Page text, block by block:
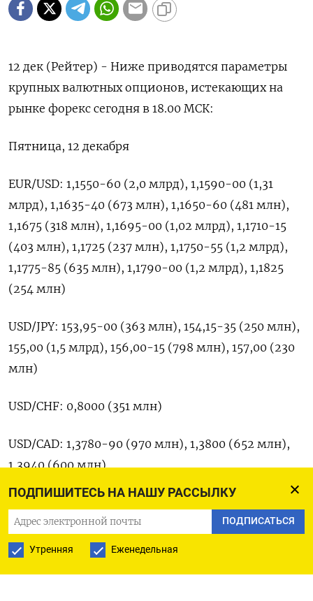
ПОДПИШИТЕСЬ НА НАШУ РАССЫЛКУ
ПОДПИСАТЬСЯ
Утренняя Еженедельная
12 дек (Рейтер) - Ниже приводятся параметры
крупных валютных опционов, истекающих на
рынке форекс сегодня в 18.00 МСК:
Пятница, 12 декабря
EUR/USD: 1,1550-60 (2,0 млрд), 1,1590-00 (1,31
млрд), 1,1635-40 (673 млн), 1,1650-60 (481 млн),
1,1675 (318 млн), 1,1695-00 (1,02 млрд), 1,1710-15
(403 млн), 1,1725 (237 млн), 1,1750-55 (1,2 млрд),
1,1775-85 (635 млн), 1,1790-00 (1,2 млрд), 1,1825
(254 млн)
USD/JPY: 153,95-00 (363 млн), 154,15-35 (250 млн),
155,00 (1,5 млрд), 156,00-15 (798 млн), 157,00 (230
млн)
USD/CHF: 0,8000 (351 млн)
USD/CAD: 1,3780-90 (970 млн), 1,3800 (652 млн),
1,3940 (600 млн)
USD/ZAR: 16,80 (794 млн), 16,90 (390 млн)
AUD/USD: 0,6550 (207 млн), 0,6620-30 (371 млн),
0,6635-50 (1,04 млрд)